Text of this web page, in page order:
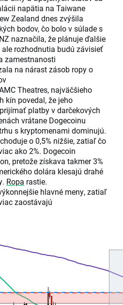
napätia na Taiwane
Zealand dnes zvýšila
bodov, čo bolo v súlade s
naznačila, že plánuje ďalšie
rozhodnutia budú závisieť
zamestnanosti
na nárast zásob ropy o
Theatres, najväčšieho
kín povedal, že jeho
platby v darčekových
vrátane Dogecoinu
s kryptomenami dominujú.
o 0,5% nižšie, zatiaľ čo
ako 2%. Dogecoin
pretože získava takmer 3%
dolára klesajú drahé
Ropa rastie.
hlavné meny, zatiaľ
zaostávajú